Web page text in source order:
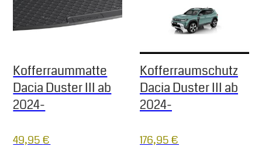
Kofferraummatte
Dacia Duster III ab
2024-
49,95€
Kofferraumschutz
Dacia Duster III ab
2024-
176,95€